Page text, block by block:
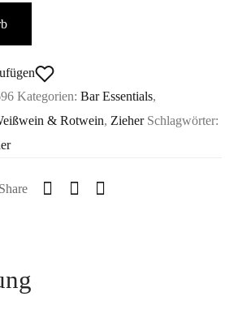
Kategorien: Bar Essentials,
& Rotwein, Zieher Schlagwörter:
Share